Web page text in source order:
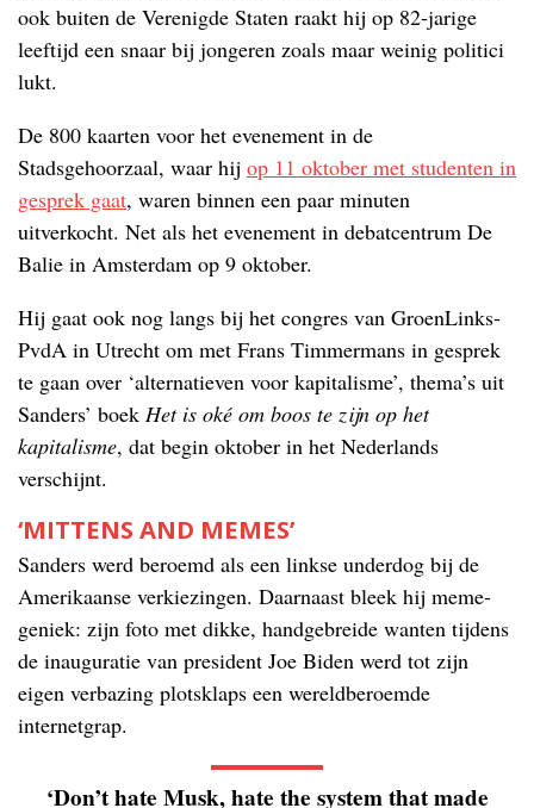
ook buiten de Verenigde Staten raakt hij op 82-jarige
leeftijd een snaar bij jongeren zoals maar weinig politici
lukt.
De 800 kaarten voor het evenement in de
Stadsgehoorzaal, waar hij op 11 oktober met studenten in
gesprek gaat, waren binnen een paar minuten
uitverkocht. Net als het evenement in debatcentrum De
Balie in Amsterdam op 9 oktober.
Hij gaat ook nog langs bij het congres van GroenLinks-
PvdA in Utrecht om met Frans Timmermans in gesprek
te gaan over ‘alternatieven voor kapitalisme’, thema’s uit
Sanders’ boek Het is oké om boos te zijn op het
kapitalisme, dat begin oktober in het Nederlands
verschijnt.
‘MITTENS AND MEMES’
Sanders werd beroemd als een linkse underdog bij de
Amerikaanse verkiezingen. Daarnaast bleek hij meme-
geniek: zijn foto met dikke, handgebreide wanten tijdens
de inauguratie van president Joe Biden werd tot zijn
eigen verbazing plotsklaps een wereldberoemde
internetgrap.
‘Don’t hate Musk, hate the system that made